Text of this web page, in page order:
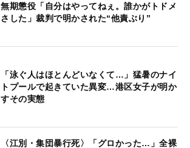
無期懲役「自分はやってねぇ。誰かがトドメ
さした」裁判で明かされた“他責ぶり”
「泳ぐ人はほとんどいなくて…」猛暑のナイ
トプールで起きていた異変…港区女子が明か
すその実態
〈江別・集団暴行死〉「グロかった…」全裸